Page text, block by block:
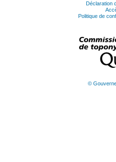
Déclaration
Politique de
©